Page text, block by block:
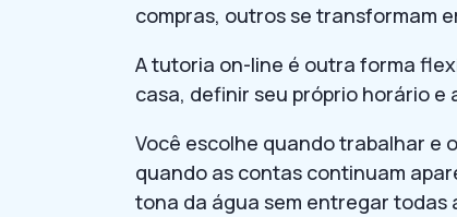
compras, outros se transformam
A tutoria on-line é outra forma
casa, definir seu próprio horário
Você escolhe quando trabalhar e
quando as contas continuam
tona da água sem entregar todas